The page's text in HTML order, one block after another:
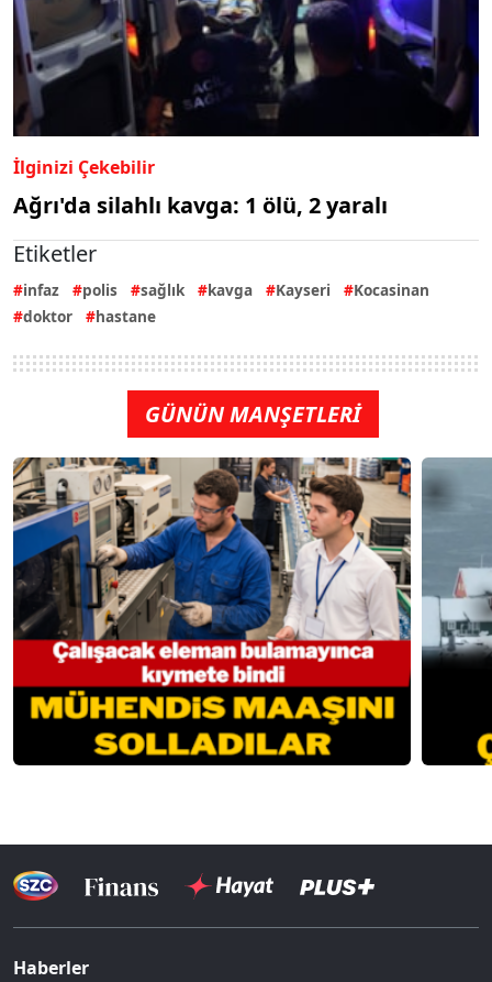
İlginizi Çekebilir
Ağrı'da silahlı kavga: 1 ölü, 2 yaralı
Etiketler
infaz polis sağlık kavga Kayseri
Kocasinan
doktor
hastane
GÜNÜN MANŞETLERİ
Haberler